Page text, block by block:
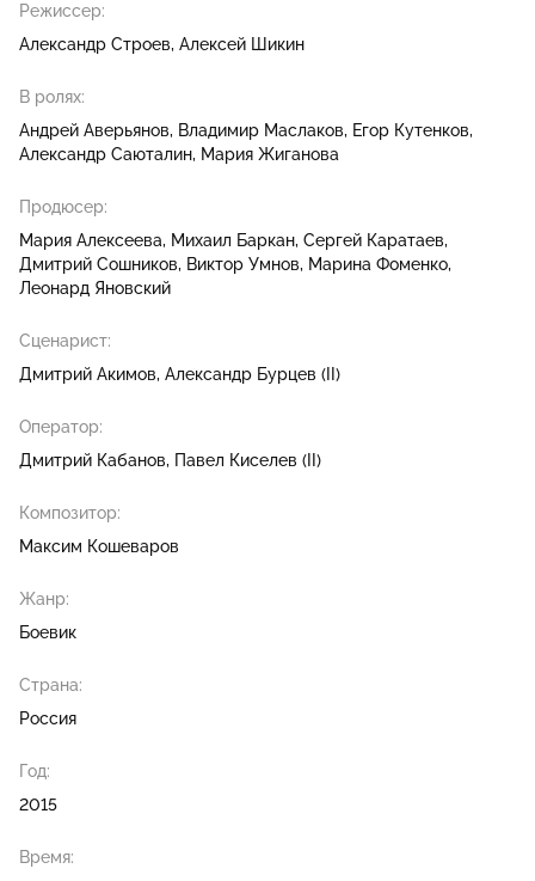
Режиссер:
Александр Строев Алексей Шикин
В ролях:
Андрей Аверьянов
Владимир Маслаков
Егор Кутенков
Александр Саюталин Мария Жиганова
Продюсер:
Мария Алексеева Михаил Баркан Сергей Каратаев
Дмитрий Сошников
Виктор Умнов
Марина Фоменко
Леонард Яновский
Сценарист:
Дмитрий Акимов Александр Бурцев (II)
Оператор:
Дмитрий Кабанов
Павел Киселев (II)
Композитор:
Максим Кошеваров
Жанр:
Боевик
Страна:
Россия
Год:
2015
Время: